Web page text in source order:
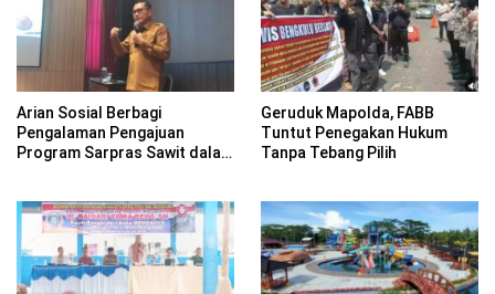
Arian Sosial Berbagi
Pengalaman Pengajuan
Program Sarpras Sawit dalam
Geruduk Mapolda, FABB
Tuntut Penegakan Hukum
Tanpa Tebang Pilih